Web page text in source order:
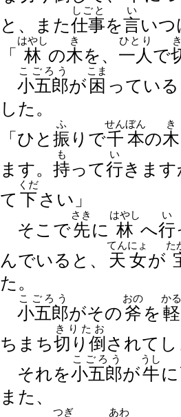
と、また仕事
しごと
を言
い
いつ
「
林
はやし
の木
き
を、 一人
ひとり
で
小五郎
こごろう
が 困
こま
ってい
した。
「ひと 振
ふ
りで千本
せんぼん
の木
き
ます。 持
も
って行
い
きま
て 下
くだ
さい」
そこで先
さき
に 林
はやし
へ行
い
んでいると、
天女
てんにょ
が
た
た。
小五郎
こごろう
がその 斧
おの
を 軽
かる
ちまち切り倒
きりたお
されて
それを小五郎
こごろう
が牛
うし
に
また、
つぎ あわ